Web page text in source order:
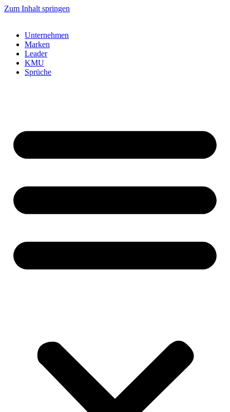
Zum Inhalt springen
Unternehmen
Marken
Leader
KMU
Sprüche